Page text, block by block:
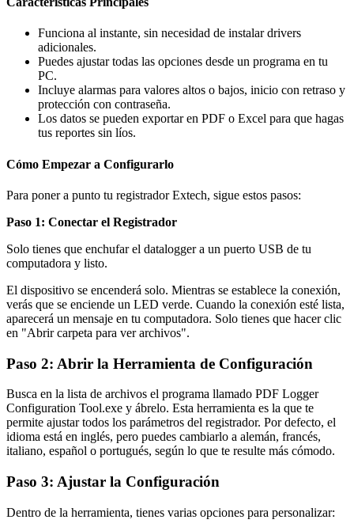
Funciona al instante, sin necesidad de instalar drivers
adicionales.
Puedes ajustar todas las opciones desde un programa en tu
PC.
Incluye alarmas para valores altos o bajos, inicio con retraso y
protección con contraseña.
Los datos se pueden exportar en PDF o Excel para que hagas
tus reportes sin líos.
Cómo Empezar a Configurarlo
Para poner a punto tu registrador Extech, sigue estos pasos:
Paso 1: Conectar el Registrador
Solo tienes que enchufar el datalogger a un puerto USB de tu
computadora y listo.
El dispositivo se encenderá solo. Mientras se establece la conexión,
verás que se enciende un LED verde. Cuando la conexión esté lista,
aparecerá un mensaje en tu computadora. Solo tienes que hacer clic
en "Abrir carpeta para ver archivos".
Paso 2: Abrir la Herramienta de Configuración
Busca en la lista de archivos el programa llamado PDF Logger
Configuration Tool.exe y ábrelo. Esta herramienta es la que te
permite ajustar todos los parámetros del registrador. Por defecto, el
idioma está en inglés, pero puedes cambiarlo a alemán, francés,
italiano, español o portugués, según lo que te resulte más cómodo.
Paso 3: Ajustar la Configuración
Dentro de la herramienta, tienes varias opciones para personalizar: